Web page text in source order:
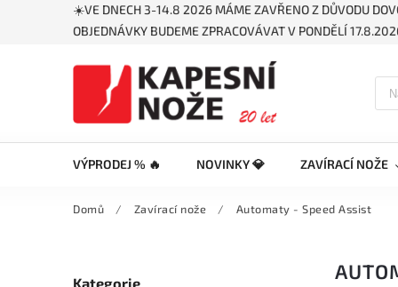
☀️VE DNECH 3-14.8 2026 MÁME ZAVŘENO Z DŮVODU
OBJEDNÁVKY BUDEME ZPRACOVÁVAT V PONDĚLÍ
VÝPRODEJ % 🔥 NOVINKY 💎 ZAVÍRACÍ NOŽE
Domů / Zavírací nože / Automaty - Speed Assist
Kategorie